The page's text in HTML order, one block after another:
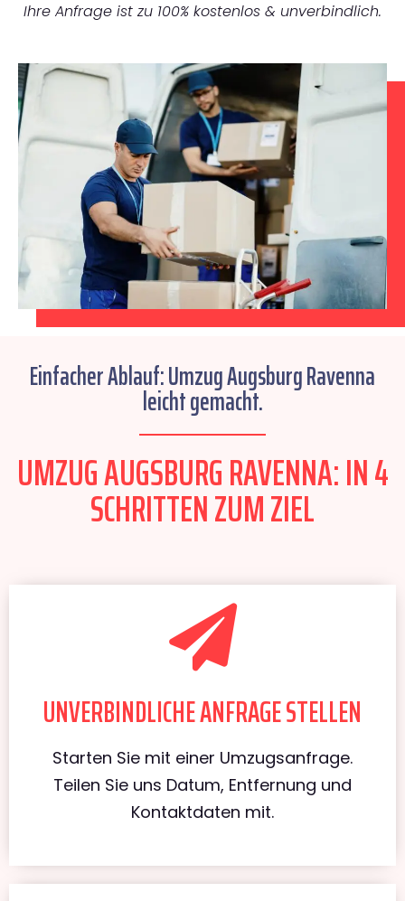
Ihre Anfrage ist zu 100% kostenlos & unverbindlich.
Einfacher Ablauf: Umzug Augsburg Ravenna
leicht gemacht.
UMZUG AUGSBURG RAVENNA: IN 4
SCHRITTEN ZUM ZIEL
UNVERBINDLICHE ANFRAGE STELLEN
Starten Sie mit einer Umzugsanfrage.
Teilen Sie uns Datum, Entfernung und
Kontaktdaten mit.